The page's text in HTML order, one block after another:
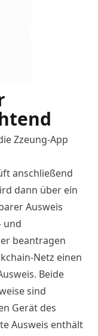
Zzeung-App
anschließend
dann über ein
Ausweis
und
beantragen
Netz einen
Beide
sind
Gerät des
Ausweis enthält